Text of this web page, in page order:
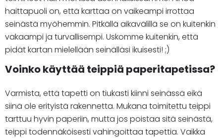
haittapuoli on, että karttaa on vaikeampi irrottaa
seinästä myöhemmin. Pitkällä aikavälillä se on kuitenkin
vakaampi ja turvallisempi. Uskomme kuitenkin, että
pidät kartan mielellään seinälläsi ikuisesti! ;)
Voinko käyttää teippiä paperitapetissa?
Varmista, että tapetti on tiukasti kiinni seinässä eikä
siinä ole erityistä rakennetta. Mukana toimitettu teippi
tarttuu hyvin paperiin, mutta jos poistaa sitä seinästä,
teippi todennäköisesti vahingoittaa tapettia. Vaikka